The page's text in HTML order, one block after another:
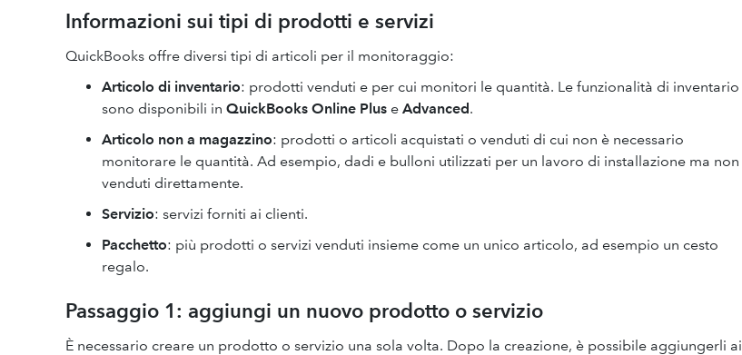
Informazioni sui tipi di prodotti e servizi
QuickBooks offre diversi tipi di articoli per il monitoraggio:
Articolo di inventario: prodotti venduti e per cui monitori le quantità. Le funzionalità di inventario
sono disponibili in QuickBooks Online Plus e Advanced.
Articolo non a magazzino: prodotti o articoli acquistati o venduti di cui non è necessario
monitorare le quantità. Ad esempio, dadi e bulloni utilizzati per un lavoro di installazione ma non
venduti direttamente.
Servizio: servizi forniti ai clienti.
Pacchetto: più prodotti o servizi venduti insieme come un unico articolo, ad esempio un cesto
regalo.
Passaggio 1: aggiungi un nuovo prodotto o servizio
È necessario creare un prodotto o servizio una sola volta. Dopo la creazione, è possibile aggiungerli ai